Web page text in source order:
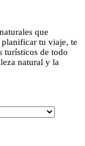
que
planificar tu viaje, te
turísticos de todo
natural y la